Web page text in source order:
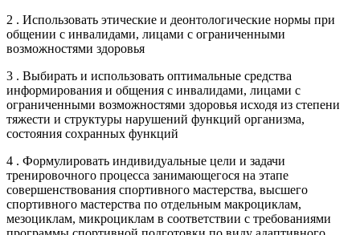
2 . Использовать этические и деонтологические нормы при
общении с инвалидами, лицами с ограниченными
возможностями здоровья
3 . Выбирать и использовать оптимальные средства
информирования и общения с инвалидами, лицами с
ограниченными возможностями здоровья исходя из степени
тяжести и структуры нарушений функций организма,
состояния сохранных функций
4 . Формулировать индивидуальные цели и задачи
тренировочного процесса занимающегося на этапе
совершенствования спортивного мастерства, высшего
спортивного мастерства по отдельным макроциклам,
мезоциклам, микроциклам в соответствии с требованиями